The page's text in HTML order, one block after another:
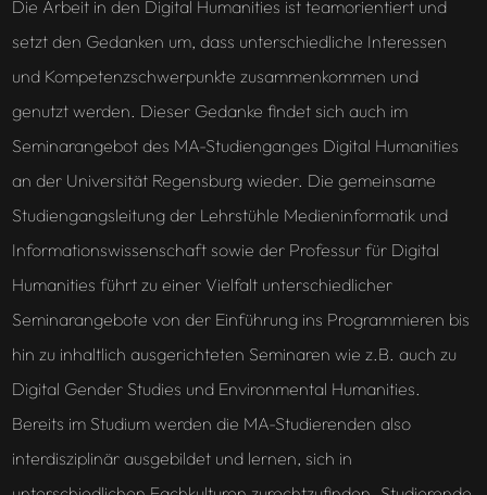
Die Arbeit in den Digital Humanities ist teamorientiert und
setzt den Gedanken um, dass unterschiedliche Interessen
und Kompetenzschwerpunkte zusammenkommen und
genutzt werden. Dieser Gedanke findet sich auch im
Seminarangebot des MA-Studienganges Digital Humanities
an der Universität Regensburg wieder. Die gemeinsame
Studiengangsleitung der Lehrstühle Medieninformatik und
Informationswissenschaft sowie der Professur für Digital
Humanities führt zu einer Vielfalt unterschiedlicher
Seminarangebote von der Einführung ins Programmieren bis
hin zu inhaltlich ausgerichteten Seminaren wie z.B. auch zu
Digital Gender Studies und Environmental Humanities.
Bereits im Studium werden die MA-Studierenden also
interdisziplinär ausgebildet und lernen, sich in